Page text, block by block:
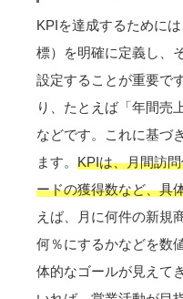
KPIを達成するために
標）を明確に定義し、
設定することが重要で
り、たとえば「年間売
などです。これに基づ
ます。 KPIは、月間訪
ードの獲得数など、具
えば、月に何件の新規
何％にするかなどを数
体的なゴールが見えて